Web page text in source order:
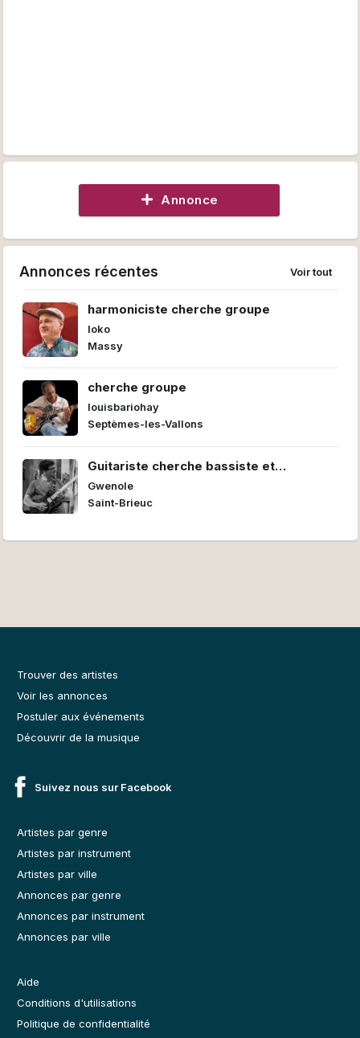
Annonce
Annonces récentes Voir tout
harmoniciste cherche groupe
loko
Massy
cherche groupe
louisbariohay
Septèmes-les-Vallons
Guitariste cherche bassiste et
batteur/euse pour former un power trio
Gwenole
Saint-Brieuc
Trouver des artistes
Voir les annonces
Postuler aux événements
Découvrir de la musique
Suivez nous sur Facebook
Artistes par genre
Artistes par instrument
Artistes par ville
Annonces par genre
Annonces par instrument
Annonces par ville
Aide
Conditions d'utilisations
Politique de confidentialité